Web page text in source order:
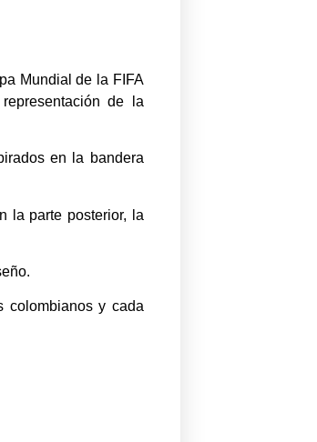
Mundial de la FIFA
de la
en la bandera
la parte posterior, la
colombianos y cada